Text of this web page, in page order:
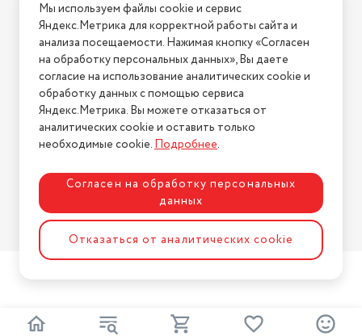
Условия возврата
Нашли ошибку на сайте? Напишите нам
2026 © Интернет-магазин "АстМаркет". У нас есть всё!
Политика конфиденциальности
Разработка сайтаASTDESIGN
Мы используем файлы cookie и сервис
Яндекс.Метрика для корректной работы сайта и
анализа посещаемости. Нажимая кнопку «Согласен
на обработку персональных данных», Вы даете
согласие на использование аналитических cookie и
обработку данных с помощью сервиса
Яндекс.Метрика. Вы можете отказаться от
аналитических cookie и оставить только
необходимые cookie.Подробнее.
Согласен на обработку персональных
данных
Отказаться от аналитических cookie